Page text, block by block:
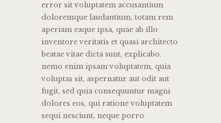
error sit voluptatem accusantium
doloremque laudantium, totam rem
aperiam eaque ipsa, quae ab illo
inventore veritatis et quasi architecto
beatae vitae dicta sunt, explicabo.
nemo enim ipsam voluptatem, quia
voluptas sit, aspernatur aut odit aut
fugit, sed quia consequuntur magni
dolores eos, qui ratione voluptatem
sequi nesciunt, neque porro